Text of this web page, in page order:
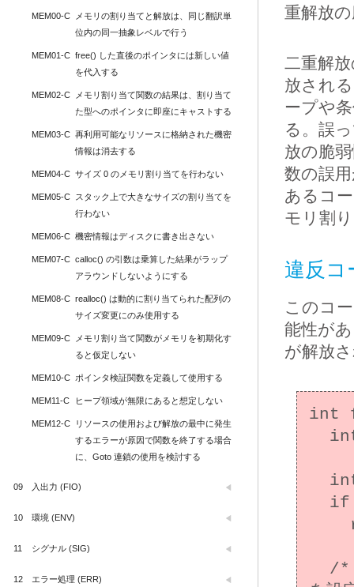
重解放
二重解
放され
ープや
る。誤
放の脆
数の誤
あるコ
モリ割
違反コ
このコ
能性が
が解放
int
MEM00-C
メモリの割り当てと解放は、同じ翻訳単
位内の同一抽象レベルで行う
MEM01-C free() した直後のポインタには新しい値
を代入する
MEM02-C
メモリ割り当て関数の結果は、割り当て
た型へのポインタに即座にキャストする
MEM03-C 再利用可能なリソースに格納された機密
情報は消去する
MEM04-C サイズ 0 のメモリ割り当てを行わない
MEM05-C スタック上で大きなサイズの割り当てを
行わない
MEM06-C 機密情報はディスクに書き出さない
MEM07-C calloc() の引数は乗算した結果がラップ
アラウンドしないようにする
MEM08-C realloc() は動的に割り当てられた配列の
サイズ変更にのみ使用する
MEM09-C
メモリ割り当て関数がメモリを初期化す
ると仮定しない
MEM10-C ポインタ検証関数を定義して使用する
MEM11-C ヒープ領域が無限にあると想定しない
MEM12-C
リソースの使用および解放の最中に発生
するエラーが原因で関数を終了する場合
に、Goto 連鎖の使用を検討する
09 入出力 (FIO)
10 環境 (ENV)
11 シグナル (SIG)
12 エラー処理 (ERR)